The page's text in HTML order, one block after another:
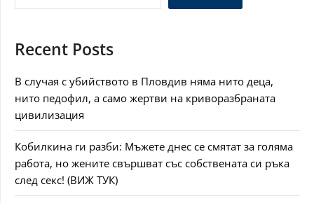
Recent Posts
В случая с убийството в Пловдив няма нито деца,
нито педофил, а само жертви на криворазбраната
цивилизация
Кобилкина ги разби: Мъжете днес се смятат за голяма
работа, но жените свършват със собствената си ръка
след секс! (ВИЖ ТУК)